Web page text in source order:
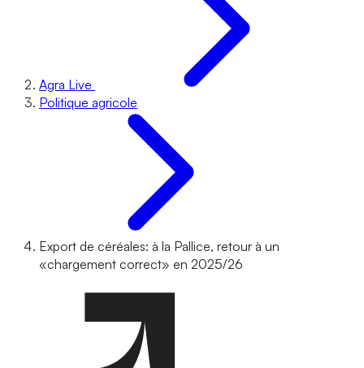
Agra Live
Politique agricole
Export de céréales: à la Pallice, retour à un
«chargement correct» en 2025/26